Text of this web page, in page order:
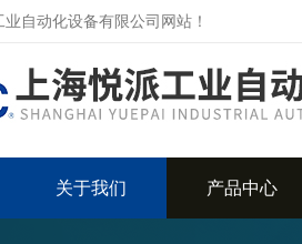
自动化设备有限公司网站！
关于我们 产品中心